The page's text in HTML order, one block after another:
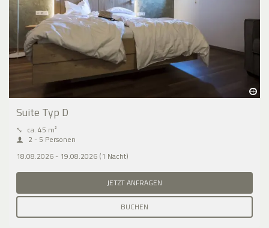
Suite Typ D
⤡ ca. 45 m²
2 - 5 Personen
18.08.2026 - 19.08.2026 (1 Nacht)
JETZT ANFRAGEN
BUCHEN